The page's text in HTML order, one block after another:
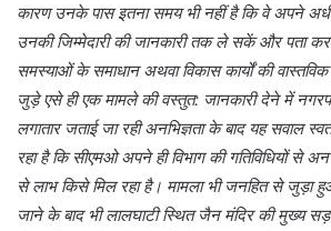
कारण उनके पास इतना समय भी नहीं है कि वे अपने
उनकी जिम्मेदारी की जानकारी तक ले सकें और पता
समस्याओं के समाधान अथवा विकास कार्यों की
जुड़े एसे ही एक मामले की वस्तुत: जानकारी देने में
लगातार जताई जा रही अनभिज्ञता के बाद यह सवाल
रहा है कि सीएमओ अपने ही विभाग की गतिविधियों से
से लाभ किसे मिल‌ रहा है। मामला भी जनहित से जुड़ा
जाने के बाद भी लालघाटी स्थित जैन मंदिर की मुख्य